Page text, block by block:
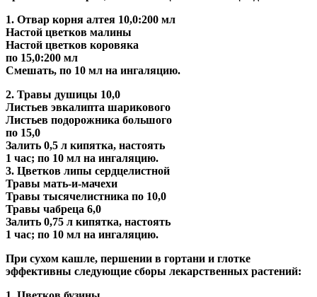
1. Отвар корня алтея 10,0:200 мл
Настой цветков малины
Настой цветков коровяка
по 15,0:200 мл
Смешать, по 10 мл на ингаляцию.
2. Травы душицы 10,0
Листьев эвкалипта шарикового
Листьев подорожника большого
по 15,0
Залить 0,5 л кипятка, настоять
1 час; по 10 мл на ингаляцию.
3. Цветков липы сердцелистной
Травы мать-и-мачехи
Травы тысячелистника по 10,0
Травы чабреца 6,0
Залить 0,75 л кипятка, настоять
1 час; по 10 мл на ингаляцию.
При сухом кашле, першении в гортани и глотке
эффективны следующие сборы лекарственных растений: